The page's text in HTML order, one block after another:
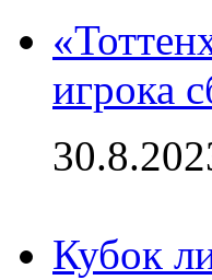
игрока
Кубок